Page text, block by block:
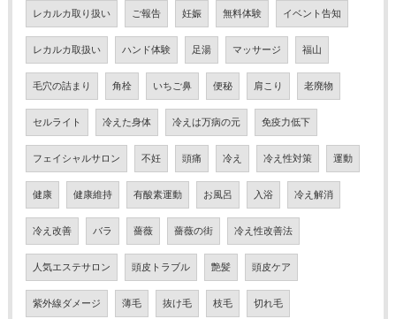
レカルカ取り扱い ご報告 妊娠 無料体験 イベント告知
レカルカ取扱い ハンド体験 足湯 マッサージ 福山
毛穴の詰まり 角栓 いちご鼻 便秘 肩こり 老廃物
セルライト 冷えた身体 冷えは万病の元 免疫力低下
フェイシャルサロン 不妊 頭痛 冷え 冷え性対策 運動
健康 健康維持 有酸素運動 お風呂 入浴 冷え解消
冷え改善 バラ 薔薇 薔薇の街 冷え性改善法
人気エステサロン 頭皮トラブル 艶髪 頭皮ケア
紫外線ダメージ 薄毛 抜け毛 枝毛 切れ毛